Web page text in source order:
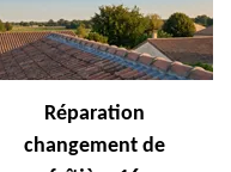
Réparation
changement de